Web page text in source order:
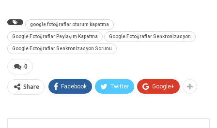
google fotoğraflar oturum kapatma
Google Fotoğraflar Paylaşım Kapatma Google Fotoğraflar Senkronizasyon
Google Fotoğraflar Senkronizasyon Sorunu
0
Share Facebook Twitter Google+